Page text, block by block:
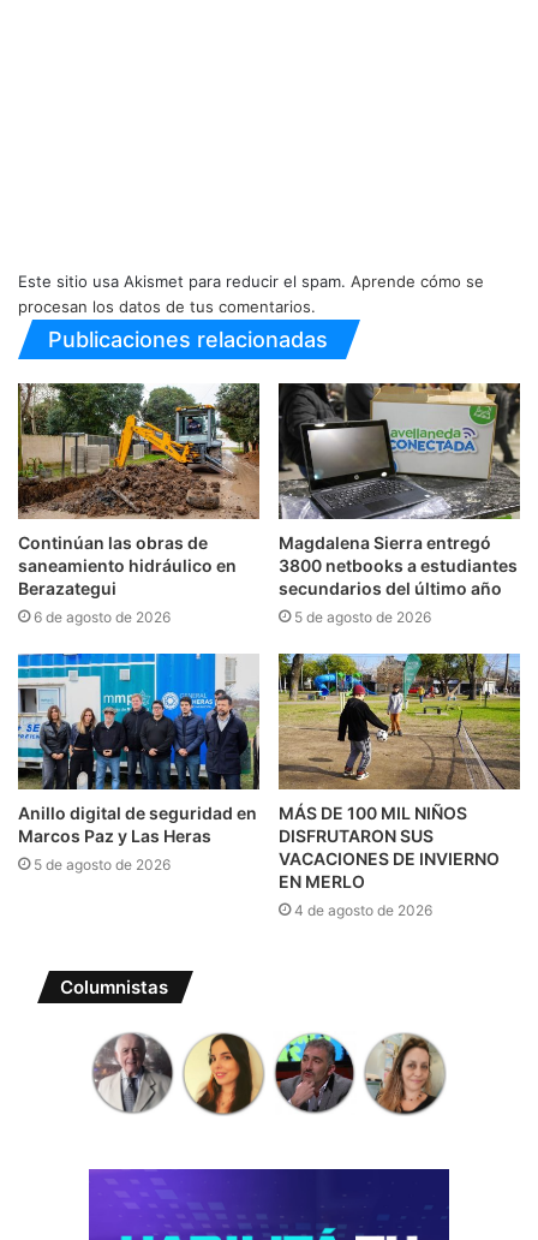
Este sitio usa Akismet para reducir el spam. Aprende cómo se
procesan los datos de tus comentarios.
Publicaciones relacionadas
Continúan las obras de
saneamiento hidráulico en
Berazategui
6 de agosto de 2026
Magdalena Sierra entregó
3800 netbooks a estudiantes
secundarios del último año
5 de agosto de 2026
Anillo digital de seguridad en
Marcos Paz y Las Heras
5 de agosto de 2026
MÁS DE 100 MIL NIÑOS
DISFRUTARON SUS
VACACIONES DE INVIERNO
EN MERLO
4 de agosto de 2026
Columnistas